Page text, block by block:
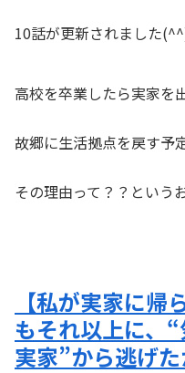
10話が更新されました
高校を卒業したら実家を
故郷に生活拠点を戻す予
その理由って？？という
【私が実家に帰
もそれ以上に、
実家”から逃げ